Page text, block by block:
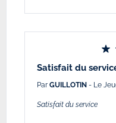
Satisfait du
Par GUILLOTIN - Le
Satisfait du service